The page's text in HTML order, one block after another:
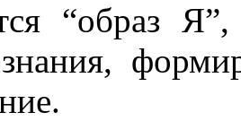
“образ